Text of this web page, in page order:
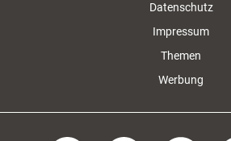
Datenschutz
Impressum
Themen
Werbung